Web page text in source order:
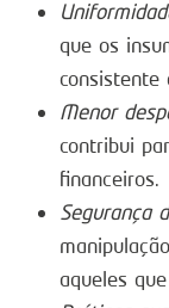
que os
consistente
Menor
contribui
financeiros.
Segurança
aqueles